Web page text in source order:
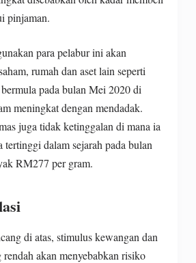
pinjaman.
para pelabur ini akan
rumah dan aset lain seperti
pada bulan Mei 2020 di
meningkat dengan mendadak.
juga tidak ketinggalan di mana ia
tertinggi dalam sejarah pada bulan
RM277 per gram.
di atas, stimulus kewangan dan
akan menyebabkan risiko